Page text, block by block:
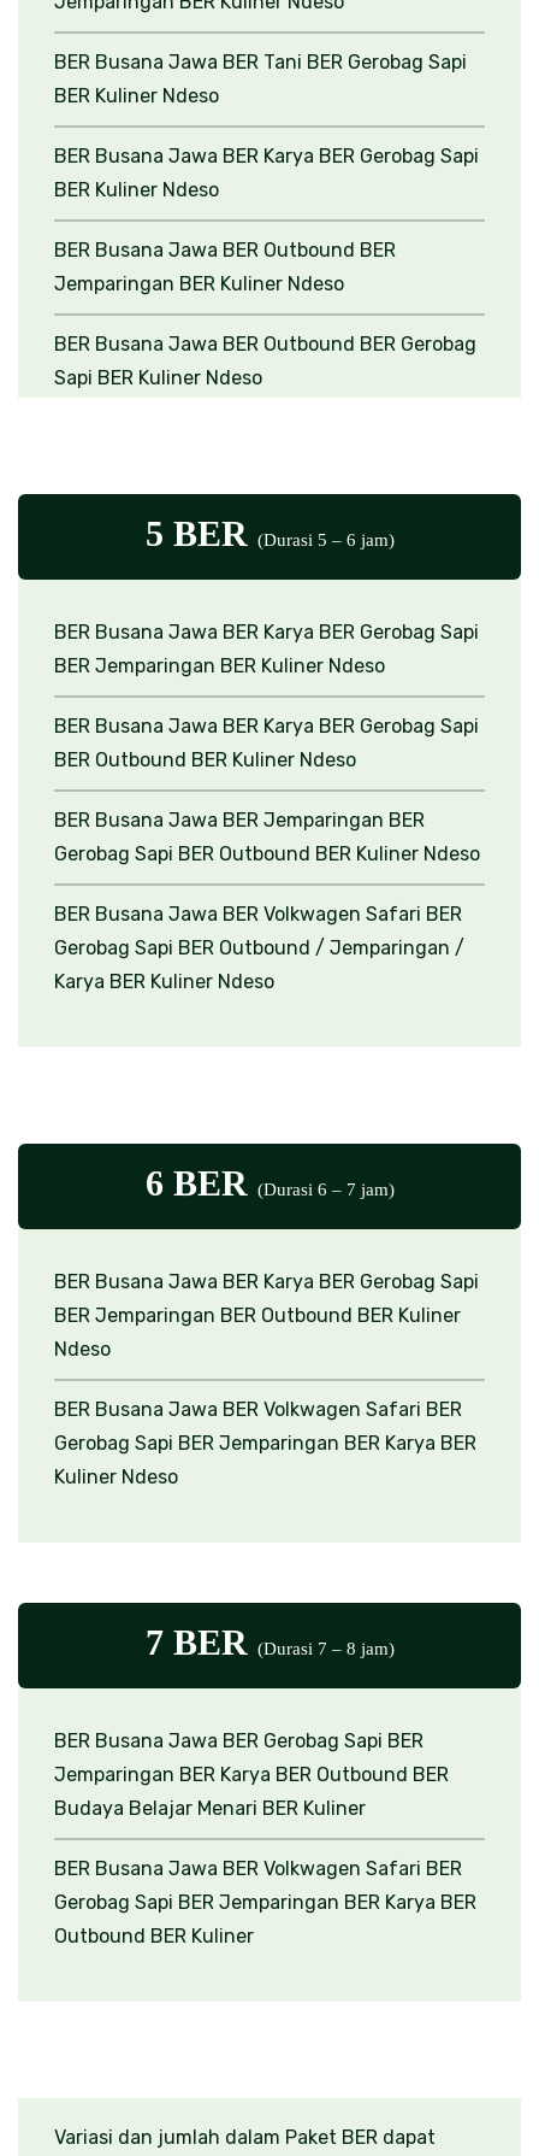
BER Gerobag Sapi BER OutboundBER Busana
Jawa
BER Busana Jawa BER Volkwagen Safari
BER
Kuliner Ndeso
BER Busana Jawa BER Tani BER Gerobag Sapi
BER Kuliner Ndeso
BER Busana Jawa BER Karya BER Gerobag Sapi
BER Kuliner Ndeso
BER Busana Jawa BER Outbound BER
Jemparingan BER Kuliner Ndeso
BER Busana Jawa BER Outbound BER Gerobag
Sapi BER Kuliner Ndeso
5 BER (Durasi 5 – 6 jam)
BER Busana Jawa BER Karya BER Gerobag Sapi
BER Jemparingan BER Kuliner Ndeso
BER Busana Jawa BER Karya BER Gerobag Sapi
BER Outbound BER Kuliner Ndeso
BER Busana Jawa BER Jemparingan BER
Gerobag Sapi BER Outbound BER Kuliner Ndeso
BER Busana Jawa BER Volkwagen Safari BER
Gerobag Sapi BER Outbound / Jemparingan /
Karya BER Kuliner Ndeso
6 BER (Durasi 6 – 7 jam)
BER Busana Jawa BER Karya BER Gerobag Sapi
BER Jemparingan BER Outbound BER Kuliner
Ndeso
BER Busana Jawa BER Volkwagen Safari BER
Gerobag Sapi BER Jemparingan BER Karya BER
Kuliner Ndeso
7 BER (Durasi 7 – 8 jam)
BER Busana Jawa BER Gerobag Sapi BER
Jemparingan BER Karya BER Outbound BER
Budaya Belajar Menari BER Kuliner
BER Busana Jawa BER Volkwagen Safari BER
Gerobag Sapi BER Jemparingan BER Karya BER
Outbound BER Kuliner
Variasi dan jumlah dalam Paket BER dapat